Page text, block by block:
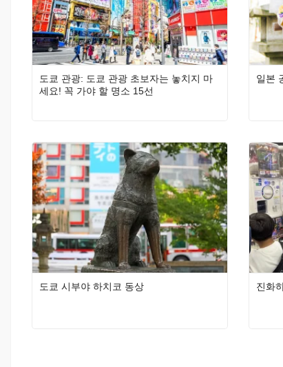
도쿄 관광: 도쿄 관광 초보자는 놓치지 마
세요! 꼭 가야 할 명소 15선
일본
도쿄 시부야 하치코 동상 진화